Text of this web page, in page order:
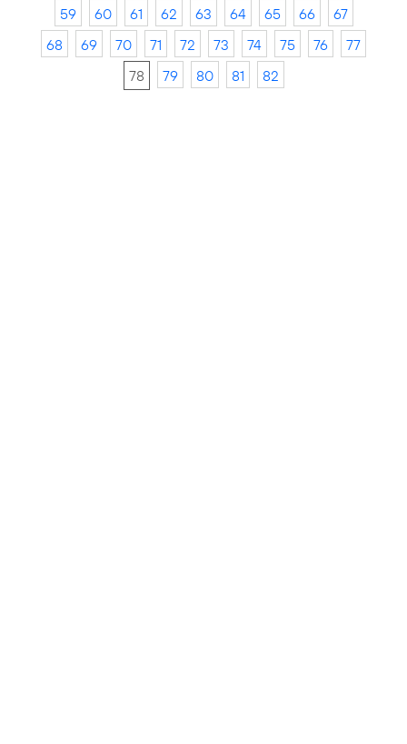
59
60 61 62 63 64 65 66
67
68
69 70 71 72 73 74 75 76
77
78
79 80 81 82